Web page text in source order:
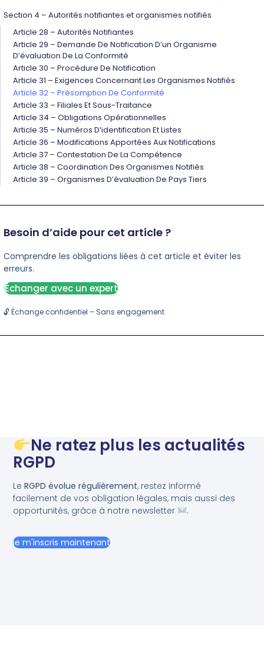
Section 4 – Autorités notifiantes et organismes notifiés
Article 28 – Autorités Notifiantes
Article 29 – Demande De Notification D’un Organisme
D’évaluation De La Conformité
Article 30 – Procédure De Notification
Article 31 – Exigences Concernant Les Organismes Notifiés
Article 32 – Présomption De Conformité
Article 33 – Filiales Et Sous-Traitance
Article 34 – Obligations Opérationnelles
Article 35 – Numéros D’identification Et Listes
Article 36 – Modifications Apportées Aux Notifications
Article 37 – Contestation De La Compétence
Article 38 – Coordination Des Organismes Notifiés
Article 39 – Organismes D’évaluation De Pays Tiers
Besoin d’aide pour cet article ?
Comprendre les obligations liées à cet article et éviter les
erreurs.
Échanger avec un expert
🔓 Échange confidentiel – Sans engagement
Ne ratez plus les actualités
RGPD
Le RGPD évolue régulièrement, restez informé
facilement de vos obligation légales, mais aussi des
opportunités, grâce à notre newsletter
.
je m'inscris maintenant